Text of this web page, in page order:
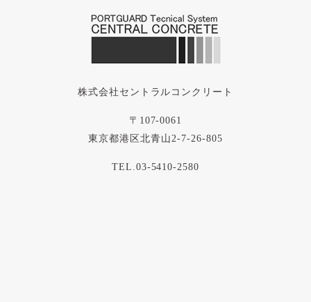
株式会社セントラルコンクリート
〒107-0061
東京都港区北青山2-7-26-805
TEL.03-5410-2580